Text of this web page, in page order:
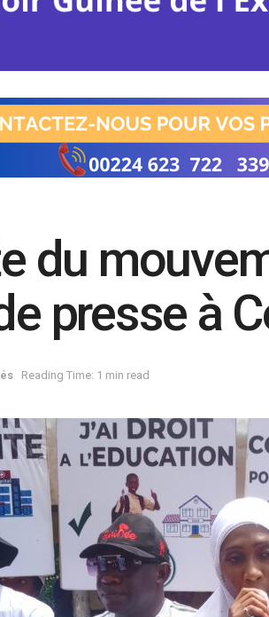
du
presse à
Reading Time: 1 min read